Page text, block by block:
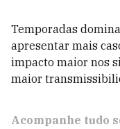
Temporadas
apresentar mais
impacto maior nos
maior
Acompanhe tudo